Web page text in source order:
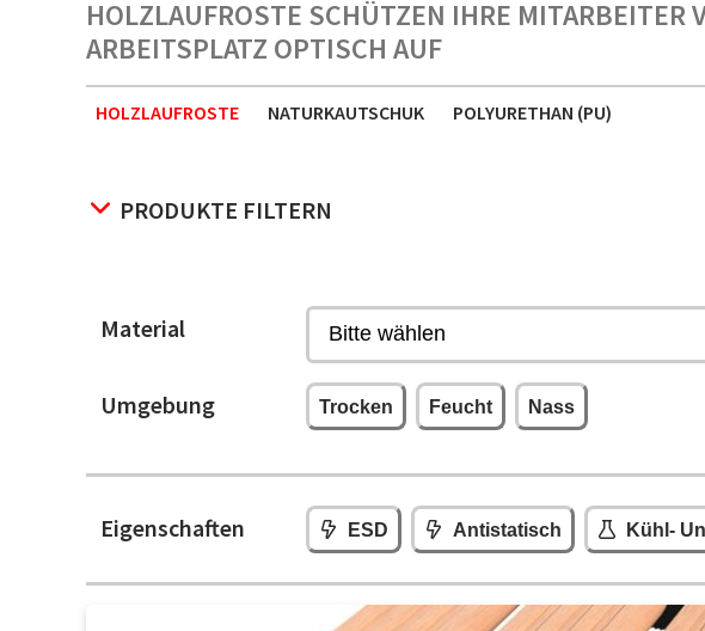
HOLZLAUFROSTE SCHÜTZEN IHRE MITARBEITER
ARBEITSPLATZ OPTISCH AUF
HOLZLAUFROSTE NATURKAUTSCHUK POLYURETHAN (PU)
PRODUKTE FILTERN
Material
Umgebung Trocken Feucht Nass
Eigenschaften ESD Antistatisch Kühl-